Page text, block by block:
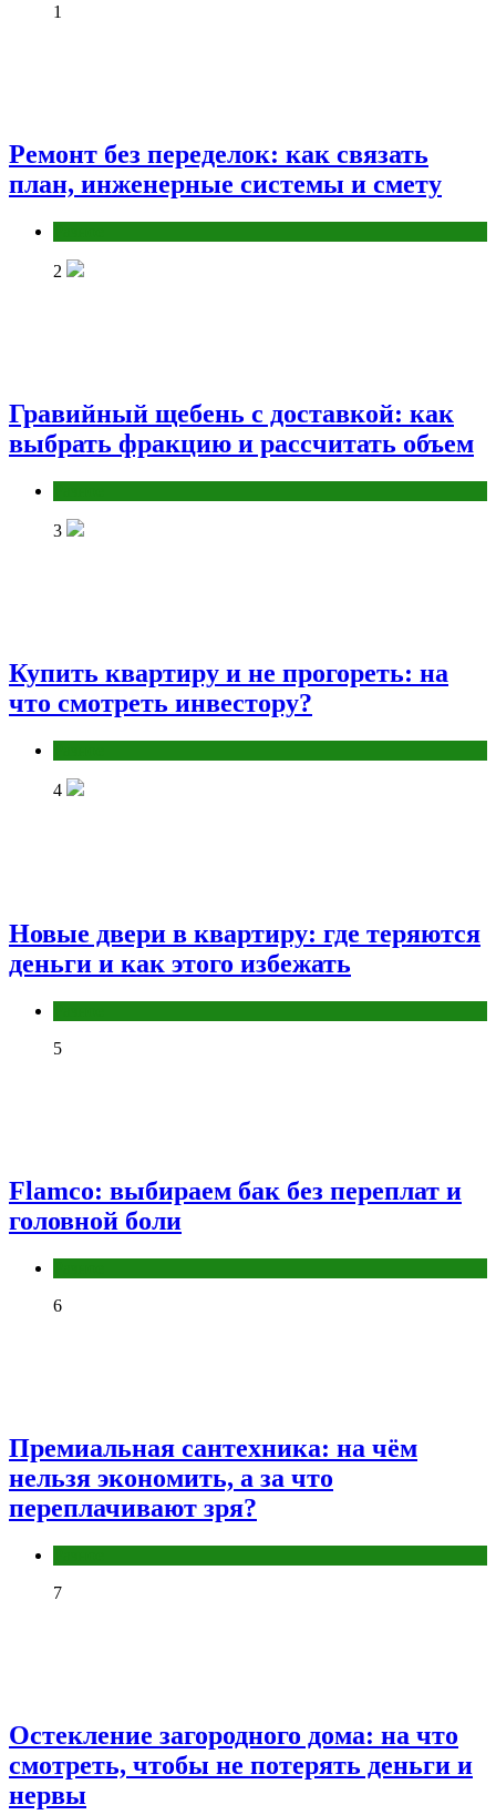
1
Ремонт без переделок: как связать
план, инженерные системы и смету
2
Гравийный щебень с доставкой: как
выбрать фракцию и рассчитать объем
3
Купить квартиру и не прогореть: на
что смотреть инвестору?
4
Новые двери в квартиру: где теряются
деньги и как этого избежать
5
Flamco: выбираем бак без переплат и
головной боли
6
Премиальная сантехника: на чём
нельзя экономить, а за что
переплачивают зря?
7
Остекление загородного дома: на что
смотреть, чтобы не потерять деньги и
нервы